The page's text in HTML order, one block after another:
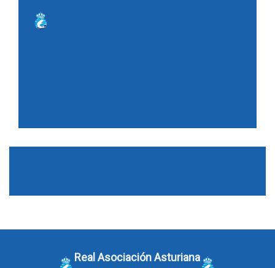
Real Asociación Asturiana